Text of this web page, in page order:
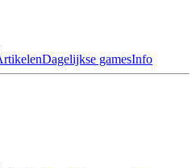
Dagelijkse gamesInfo